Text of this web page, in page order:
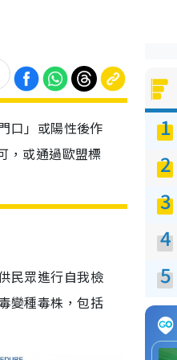
口」或陽性後作
，或通過歐盟標
民眾進行自我檢
變種毒株，包括
1
2
3
4
5